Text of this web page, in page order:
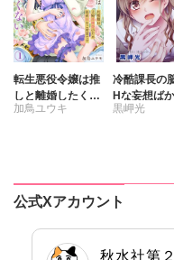
転生悪役令嬢は推
しと離婚したくな
い 旦那様は夫婦
加鳥ユウキ
冷酷課長の
Hな妄想ば
【合冊版】
黒岬光
公式Xアカウント
秋水社第